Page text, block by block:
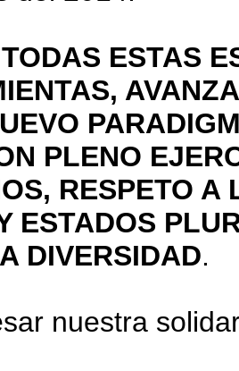
ESTAS
PLENO
RESPETO A
ESTADOS
DIVERSIDAD.
nuestra